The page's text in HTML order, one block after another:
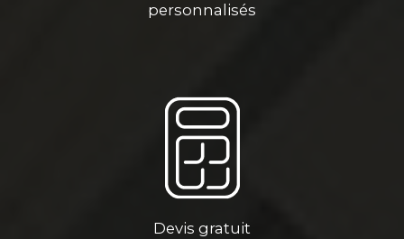
personnalisés
Devis gratuit